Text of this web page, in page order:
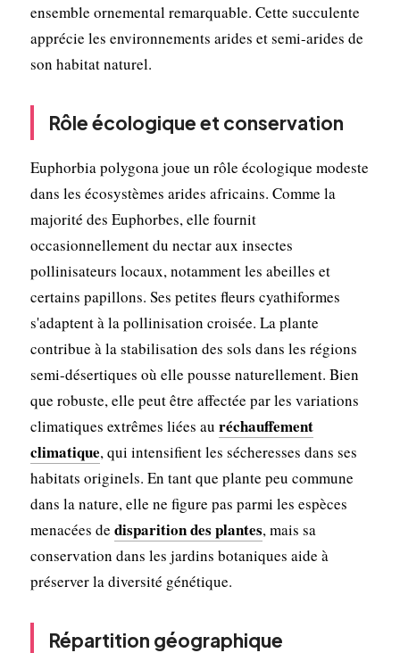
ensemble ornemental remarquable. Cette succulente
apprécie les environnements arides et semi-arides de
son habitat naturel.
Rôle écologique et conservation
Euphorbia polygona joue un rôle écologique modeste
dans les écosystèmes arides africains. Comme la
majorité des Euphorbes, elle fournit
occasionnellement du nectar aux insectes
pollinisateurs locaux, notamment les abeilles et
certains papillons. Ses petites fleurs cyathiformes
s'adaptent à la pollinisation croisée. La plante
contribue à la stabilisation des sols dans les régions
semi-désertiques où elle pousse naturellement. Bien
que robuste, elle peut être affectée par les variations
climatiques extrêmes liées au réchauffement
climatique, qui intensifient les sécheresses dans ses
habitats originels. En tant que plante peu commune
dans la nature, elle ne figure pas parmi les espèces
menacées de disparition des plantes, mais sa
conservation dans les jardins botaniques aide à
préserver la diversité génétique.
Répartition géographique